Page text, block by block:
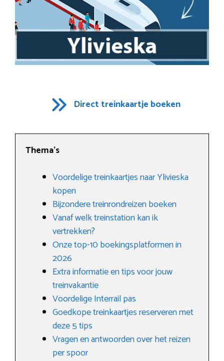
Direct treinkaartje boeken
Thema’s
Voordelige treinkaartjes naar Ylivieska
kopen
Bijzondere treinrondreizen boeken
Vanaf welk treinstation kan ik
vertrekken?
Onze top-10 boekingsplatformen in
2026
Extra informatie en tips voor jouw
treinvakantie
Voordelige Interrail pas
Goedkope treinkaartjes reserveren met
deze 5 tips
Vragen en antwoorden over het reizen
per spoor